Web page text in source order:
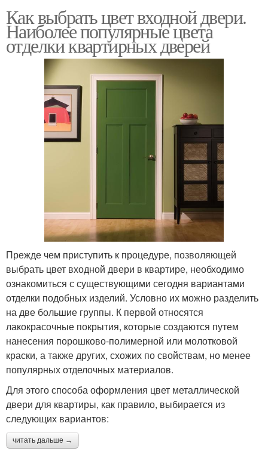
Как выбрать цвет входной двери.
Наиболее популярные цвета
отделки квартирных дверей
Прежде чем приступить к процедуре, позволяющей
выбрать цвет входной двери в квартире, необходимо
ознакомиться с существующими сегодня вариантами
отделки подобных изделий. Условно их можно разделить
на две большие группы. К первой относятся
лакокрасочные покрытия, которые создаются путем
нанесения порошково-полимерной или молотковой
краски, а также других, схожих по свойствам, но менее
популярных отделочных материалов.
Для этого способа оформления цвет металлической
двери для квартиры, как правило, выбирается из
следующих вариантов:
читать дальше →